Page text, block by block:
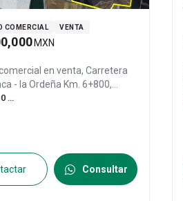
COMERCIAL VENTA
MXN
en venta, Carretera
- la Ordeña Km. 6+800,
Gto., Col. Salamanca
m
Consultar